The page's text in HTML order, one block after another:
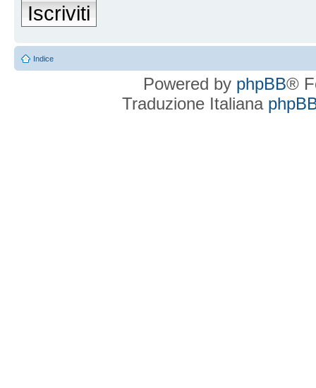
Iscriviti
Indice
Powered by phpBB®
Traduzione Italiana